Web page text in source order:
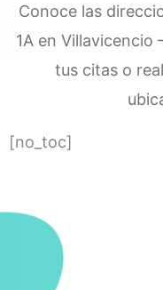
Conoce las
1A en Villavicencio
tus citas o
[no_toc]